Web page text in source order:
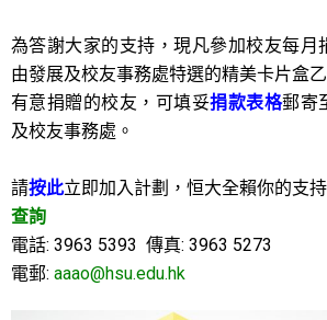
為答謝大家的支持，現凡參加校友每月
由發展及校友事務處特選的精美卡片盒乙
有意捐贈的校友，可填妥捐款表格郵寄
及校友事務處。
請按此立即加入計劃，恒大全賴你的支持
查詢
電話: 3963 5393 傳真: 3963 5273
電郵: aaao@hsu.edu.hk